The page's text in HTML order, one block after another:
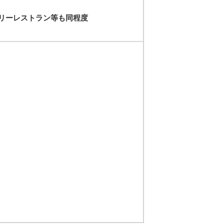
ーレストラン等も同程度